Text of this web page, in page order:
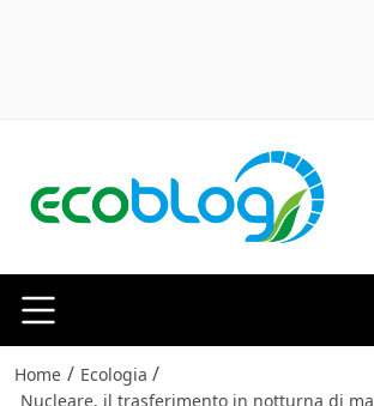
Home / Ecologia /
Nucleare, il trasferimento in notturna di